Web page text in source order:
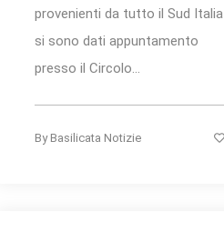
provenienti da tutto il Sud Italia
si sono dati appuntamento
presso il Circolo...
By Basilicata Notizie